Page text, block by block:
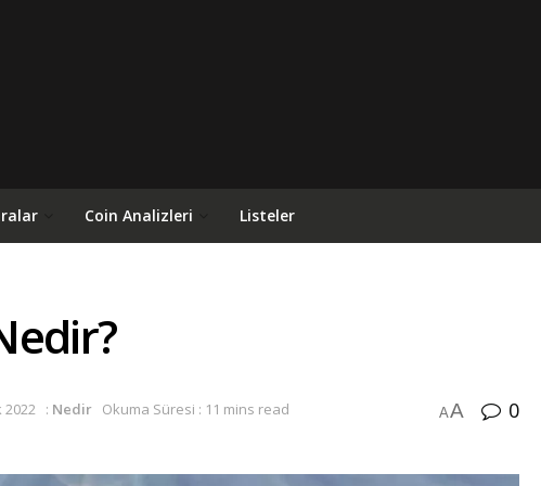
Coin Analizleri Listeler
2022 : Nedir Okuma Süresi : 11 mins read AA 0